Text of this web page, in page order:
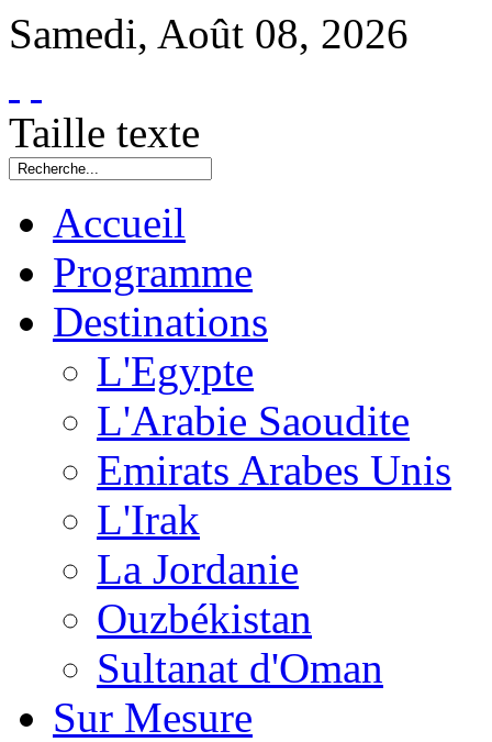
Samedi, Août 08, 2026
Taille texte
Accueil
Programme
Destinations
L'Egypte
L'Arabie Saoudite
Emirats Arabes Unis
L'Irak
La Jordanie
Ouzbékistan
Sultanat d'Oman
Sur Mesure